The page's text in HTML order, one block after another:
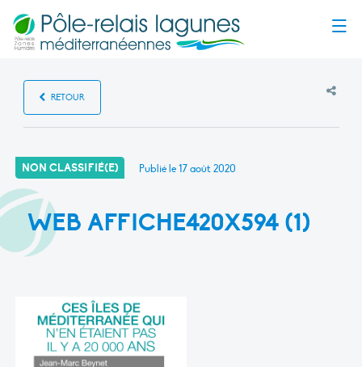
RETOUR
NON CLASSIFIÉ(E) Publié le17 août 2020
WEB AFFICHE420X594 (1)